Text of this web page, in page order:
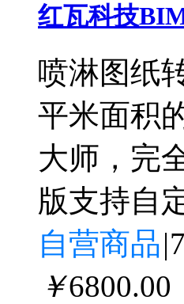
红瓦科技
喷淋图纸
平米面积
大师，完
版支持自
自营商品|
￥6800.00